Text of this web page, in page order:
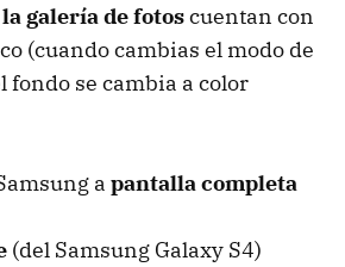
galería de fotoscuentan con
(cuando cambias el modo de
fondo se cambia a color
a pantalla completa
(del Samsung Galaxy S4)